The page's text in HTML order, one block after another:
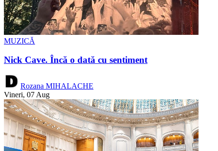
MUZICĂ
Nick Cave. Încă o dată cu sentiment
Rozana MIHALACHE
Vineri, 07 Aug